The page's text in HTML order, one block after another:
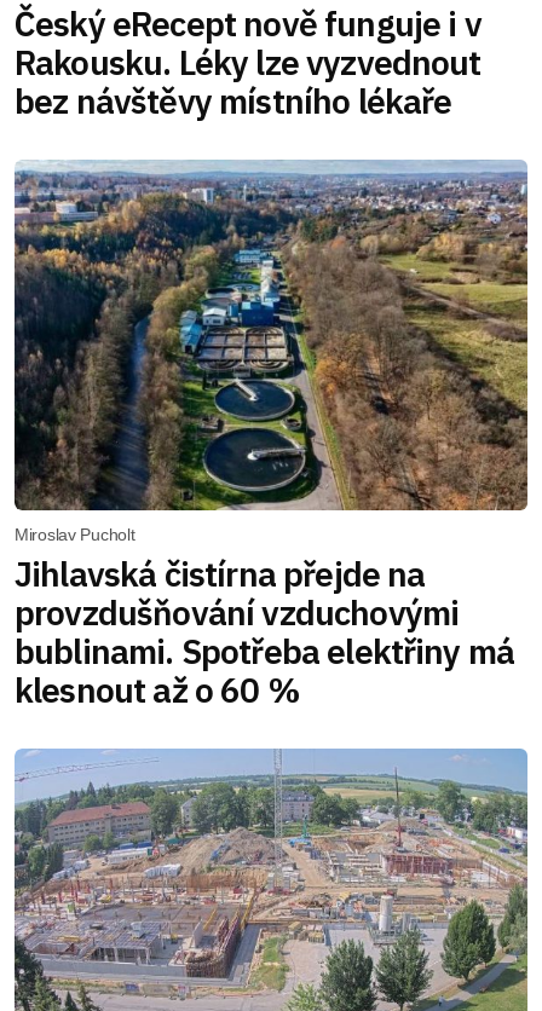
Český eRecept nově funguje i v
Rakousku. Léky lze vyzvednout
bez návštěvy místního lékaře
Miroslav Pucholt
Jihlavská čistírna přejde na
provzdušňování vzduchovými
bublinami. Spotřeba elektřiny má
klesnout až o 60 %